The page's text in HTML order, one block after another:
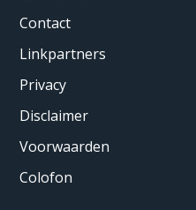
Contact
Linkpartners
Privacy
Disclaimer
Voorwaarden
Colofon